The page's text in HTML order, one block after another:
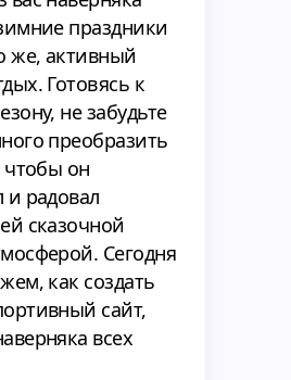
праздники
же, активный
Готовясь к
не забудьте
преобразить
чтобы он
и радовал
сказочной
Сегодня
как создать
сайт,
всех